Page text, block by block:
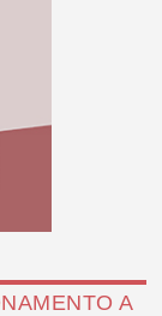
A